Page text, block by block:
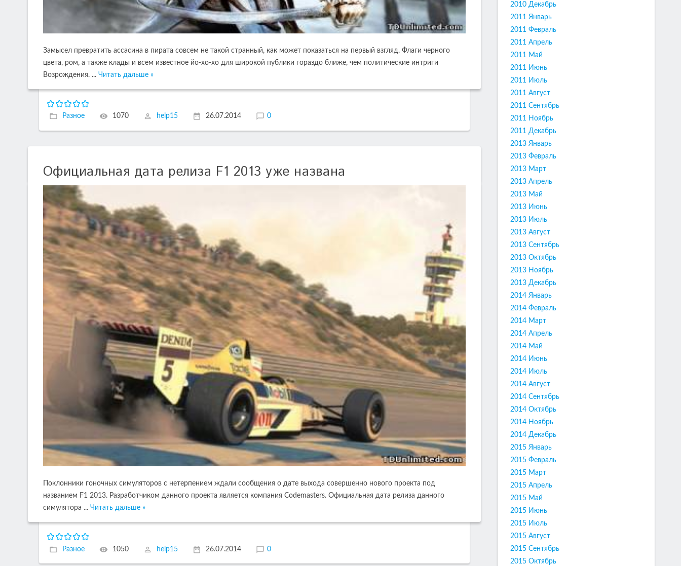
Замысел превратить ассасина в пирата совсем не такой странный, как может показаться на первый взгляд. Флаги черного
цвета, ром, а также клады и всем известное йо-хо-хо для широкой публики гораздо ближе, чем политические интриги
Возрождения. ... Читать дальше »
Разное 1070 help15 26.07.2014 0
Официальная дата релиза F1 2013 уже названа
Поклонники гоночных симуляторов с нетерпением ждали сообщения о дате выхода совершенно нового проекта под
названием F1 2013. Разработчиком данного проекта является компания Codemasters. Официальная дата релиза данного
симулятора ... Читать дальше »
Разное 1050 help15 26.07.2014 0
2010 Декабрь
2011 Январь
2011 Февраль
2011 Апрель
2011 Май
2011 Июнь
2011 Июль
2011 Август
2011 Сентябрь
2011 Ноябрь
2011 Декабрь
2013 Январь
2013 Февраль
2013 Март
2013 Апрель
2013 Май
2013 Июнь
2013 Июль
2013 Август
2013 Сентябрь
2013 Октябрь
2013 Ноябрь
2013 Декабрь
2014 Январь
2014 Февраль
2014 Март
2014 Апрель
2014 Май
2014 Июнь
2014 Июль
2014 Август
2014 Сентябрь
2014 Октябрь
2014 Ноябрь
2014 Декабрь
2015 Январь
2015 Февраль
2015 Март
2015 Апрель
2015 Май
2015 Июнь
2015 Июль
2015 Август
2015 Сентябрь
2015 Октябрь